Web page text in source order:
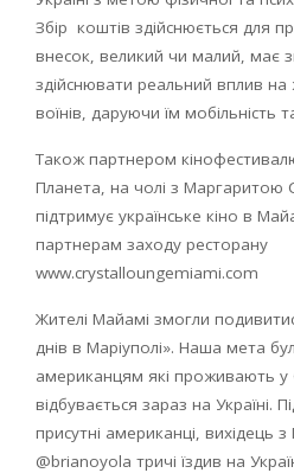
Збір коштів здійснюється для
внесок, великий чи малий, має
здійснювати реальний вплив
воїнів, даруючи їм мобільність
Також партнером
Планета, на чолі з Маргаритою
підтримує українське кіно в
партнерам заходу ресторану
www.crystalloungemiami.com
Жителі Майамі змогли
днів в Маріуполі». Наша мета
американцям які проживають
відбувається зараз на Україні.
присутні американці, вихідець
@brianoyola тричі їздив на